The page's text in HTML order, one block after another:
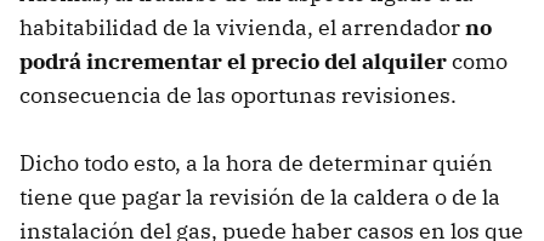
habitabilidad de la vivienda, el arrendadorno
podrá incrementar el precio del alquilercomo
consecuencia de las oportunas revisiones.
Dicho todo esto, a la hora de determinar quién
tiene que pagar la revisión de la caldera o de la
instalación del gas, puede haber casos en los que